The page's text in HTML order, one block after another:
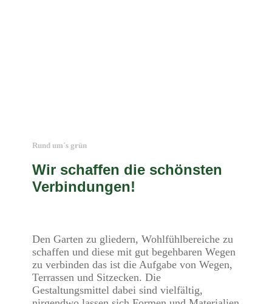
Rund um´s grün
Wir schaffen die schönsten
Verbindungen!
Den Garten zu gliedern, Wohlfühlbereiche zu
schaffen und diese mit gut begehbaren Wegen
zu verbinden das ist die Aufgabe von Wegen,
Terrassen und Sitzecken. Die
Gestaltungsmittel dabei sind vielfältig,